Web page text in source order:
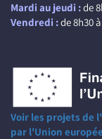
Mardi au jeudi :de
Vendredi :de 8h30
Voir les projets de
par l'Union